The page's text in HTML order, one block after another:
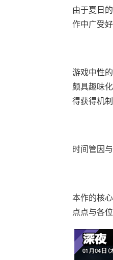
由于夏日
作中广受
游戏中性
颇具趣味
得获得机
时间管因
本作的核
点点与各